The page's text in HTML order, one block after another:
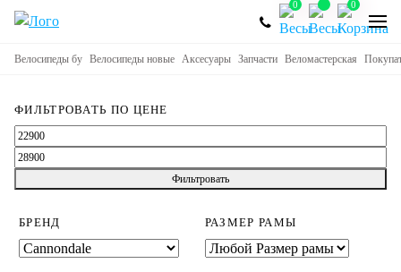
0 0
Велосипеды бу Велосипеды новые Аксесуары Запчасти Веломастерская
ФИЛЬТРОВАТЬ ПО ЦЕНЕ
Минимальная
цена
Максимальная
цена
Фильтровать
БРЕНД РАЗМЕР РАМЫ